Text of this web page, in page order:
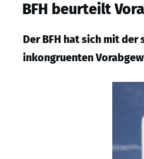
BFH beurteilt
Der BFH hat sich mit
inkongruenten